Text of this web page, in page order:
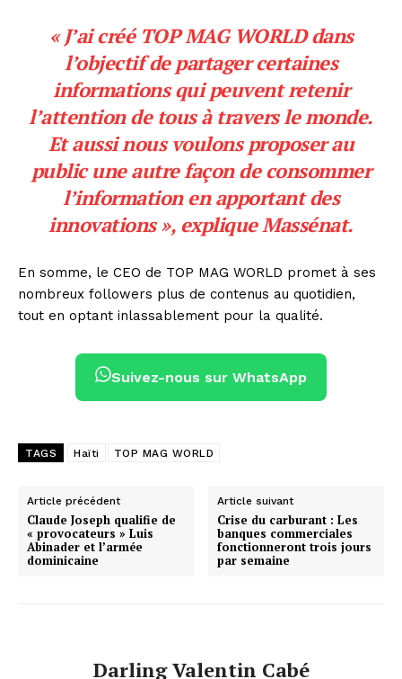
« J’ai créé TOP MAG WORLD dans
l’objectif de partager certaines
informations qui peuvent retenir
l’attention de tous à travers le monde.
Et aussi nous voulons proposer au
public une autre façon de consommer
l’information en apportant des
innovations », explique Massénat.
En somme, le CEO de TOP MAG WORLD promet à ses
nombreux followers plus de contenus au quotidien,
tout en optant inlassablement pour la qualité.
Suivez-nous sur WhatsApp
TAGS Haïti TOP MAG WORLD
Article précédent
Claude Joseph qualifie de
« provocateurs » Luis
Abinader et l’armée
dominicaine
Article suivant
Crise du carburant : Les
banques commerciales
fonctionneront trois jours
par semaine
Darling Valentin Cabé